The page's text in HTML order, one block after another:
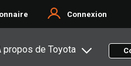
Connexion
propos de Toyota